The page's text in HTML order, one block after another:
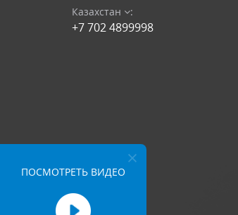
ПОСМОТРЕТЬ ВИДЕО
Казахстан :
+7 702 4899998